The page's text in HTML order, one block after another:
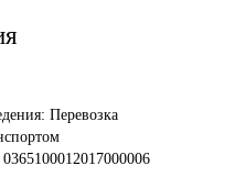
Перевозка
0365100012017000006